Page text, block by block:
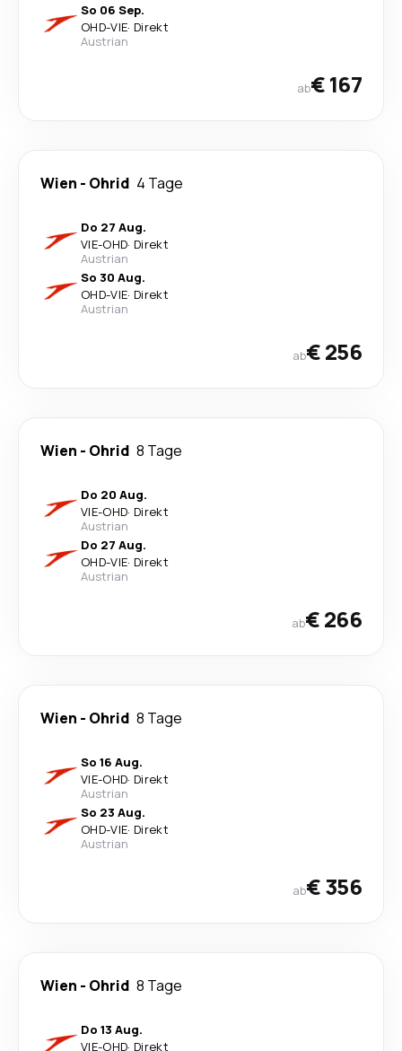
So 06 Sep.
OHD-VIE· Direkt
Austrian
ab€ 167
Wien - Ohrid 4 Tage
Do 27 Aug.
VIE-OHD· Direkt
Austrian
So 30 Aug.
OHD-VIE· Direkt
Austrian
ab€ 256
Wien - Ohrid 8 Tage
Do 20 Aug.
VIE-OHD· Direkt
Austrian
Do 27 Aug.
OHD-VIE· Direkt
Austrian
ab€ 266
Wien - Ohrid 8 Tage
So 16 Aug.
VIE-OHD· Direkt
Austrian
So 23 Aug.
OHD-VIE· Direkt
Austrian
ab€ 356
Wien - Ohrid 8 Tage
Do 13 Aug.
VIE-OHD· Direkt